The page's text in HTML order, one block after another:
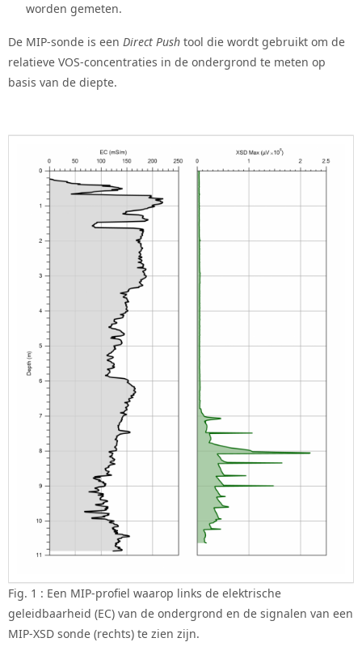
worden gemeten.
De MIP-sonde is een Direct Push tool die wordt gebruikt om de
relatieve VOS-concentraties in de ondergrond te meten op
basis van de diepte.
Fig. 1 : Een MIP-profiel waarop links de elektrische
geleidbaarheid (EC) van de ondergrond en de signalen van een
MIP-XSD sonde (rechts) te zien zijn.